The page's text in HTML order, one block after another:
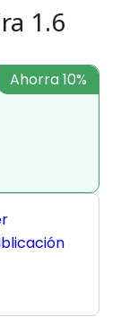
1.6
Ahorra 10%